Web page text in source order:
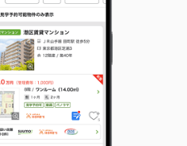
高松市三谷町